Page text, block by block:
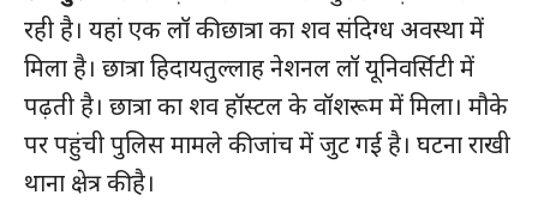
रही है। यहां एक लॉ की छात्रा का शव संदिग्ध अवस्था में
मिला है। छात्रा हिदायतुल्लाह नेशनल लॉ यूनिवर्सिटी में
पढ़ती है। छात्रा का शव हॉस्टल के वॉशरूम में मिला। मौके
पर पहुंची पुलिस मामले की जांच में जुट गई है। घटना राखी
थाना क्षेत्र की है।